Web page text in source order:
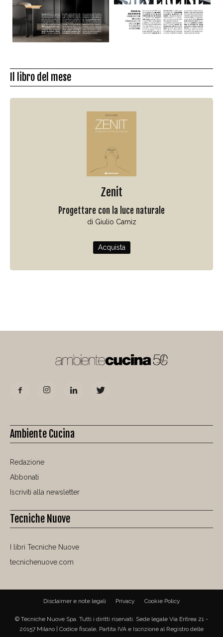
Il libro del mese
Zenit
Progettare con la luce naturale
di Giulio Camiz
Acquista
Ambiente Cucina
Redazione
Abbonati
Iscriviti alla newsletter
Tecniche Nuove
I libri Tecniche Nuove
tecnichenuove.com
Disclaimer e note legali Privacy Cookie Policy
© Tecniche Nuove Spa. Tutti i diritti riservati. Sede legale Via Eritrea 21 -
20157 Milano | Codice fiscale, Partita IVA e Iscrizione al Registro delle